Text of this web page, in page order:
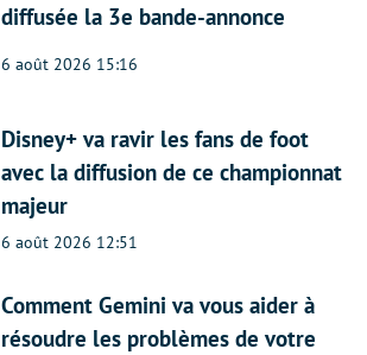
diffusée la 3e bande-annonce
6 août 2026 15:16
Disney+ va ravir les fans de foot
avec la diffusion de ce championnat
majeur
6 août 2026 12:51
Comment Gemini va vous aider à
résoudre les problèmes de votre